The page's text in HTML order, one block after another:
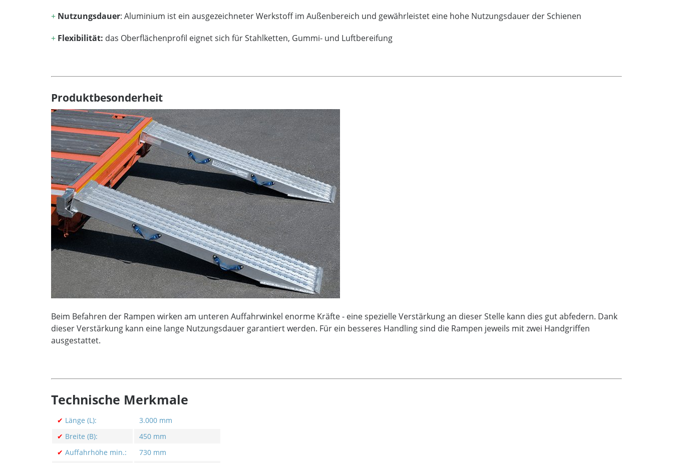
+ Nutzungsdauer: Aluminium ist ein ausgezeichneter Werkstoff im Außenbereich und gewährleistet eine hohe Nutzungsdauer der Schienen
+ Flexibilität: das Oberflächenprofil eignet sich für Stahlketten, Gummi- und Luftbereifung
Produktbesonderheit
Beim Befahren der Rampen wirken am unteren Auffahrwinkel enorme Kräfte - eine spezielle Verstärkung an dieser Stelle kann dies gut abfedern. Dank
dieser Verstärkung kann eine lange Nutzungsdauer garantiert werden. Für ein besseres Handling sind die Rampen jeweils mit zwei Handgriffen
ausgestattet.
Technische Merkmale
✔ Länge (L):
3.000 mm
✔ Breite (B):
450 mm
✔ Auffahrhöhe min.:
730 mm